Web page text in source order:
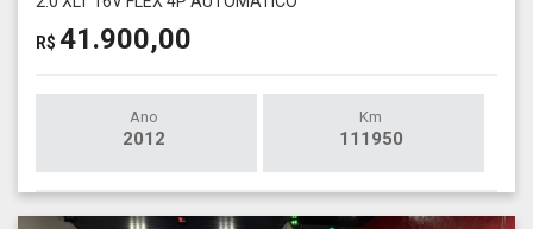
R$ 41.900,00
Ano
2012
Km
111950